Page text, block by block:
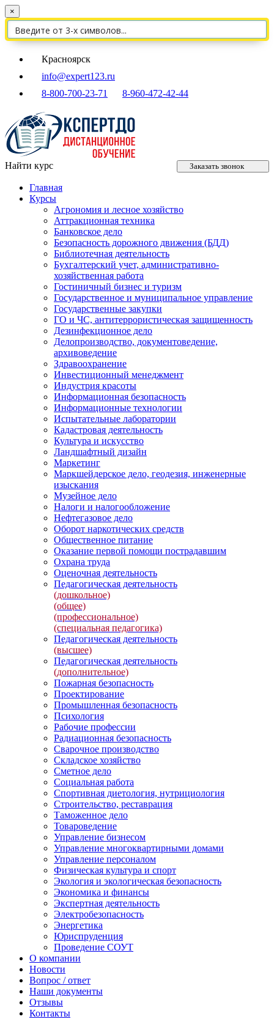
×
Красноярск
info@expert123.ru
8-800-700-23-71
8-960-472-42-44
Найти курс Заказать звонок
Главная
Курсы
Агрономия и лесное хозяйство
Аттракционная техника
Банковское дело
Безопасность дорожного движения (БДД)
Библиотечная деятельность
Бухгалтерский учет, административно-
хозяйственная работа
Гостиничный бизнес и туризм
Государственное и муниципальное управление
Государственные закупки
ГО и ЧС, антитеррористическая защищенность
Дезинфекционное дело
Делопроизводство, документоведение,
архивоведение
Здравоохранение
Инвестиционный менеджмент
Индустрия красоты
Информационная безопасность
Информационные технологии
Испытательные лаборатории
Кадастровая деятельность
Культура и искусство
Ландшафтный дизайн
Маркетинг
Маркшейдерское дело, геодезия, инженерные
изыскания
Музейное дело
Налоги и налогообложение
Нефтегазовое дело
Оборот наркотических средств
Общественное питание
Оказание первой помощи пострадавшим
Охрана труда
Оценочная деятельность
Педагогическая деятельность
(дошкольное)
(общее)
(профессиональное)
(специальная педагогика)
Педагогическая деятельность
(высшее)
Педагогическая деятельность
(дополнительное)
Пожарная безопасность
Проектирование
Промышленная безопасность
Психология
Рабочие профессии
Радиационная безопасность
Сварочное производство
Складское хозяйство
Сметное дело
Социальная работа
Спортивная диетология, нутрициология
Строительство, реставрация
Таможенное дело
Товароведение
Управление бизнесом
Управление многоквартирными домами
Управление персоналом
Физическая культура и спорт
Экология и экологическая безопасность
Экономика и финансы
Экспертная деятельность
Электробезопасность
Энергетика
Юриспруденция
Проведение СОУТ
О компании
Новости
Вопрос / ответ
Наши документы
Отзывы
Контакты